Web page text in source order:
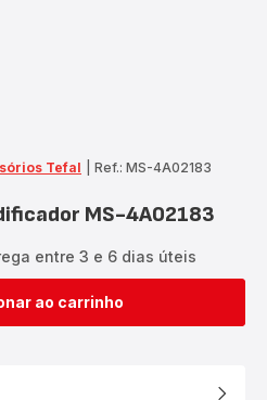
Tefal Ref.: MS-4A02183
MS-4A02183
entre 3 e 6 dias úteis
ao carrinho